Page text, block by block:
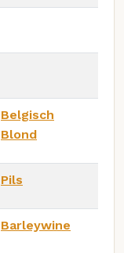
Belgisch
Blond
Pils
Barleywine